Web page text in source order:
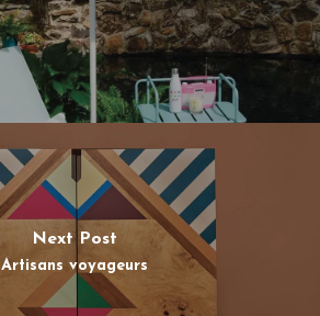
Next Post
Artisans voyageurs